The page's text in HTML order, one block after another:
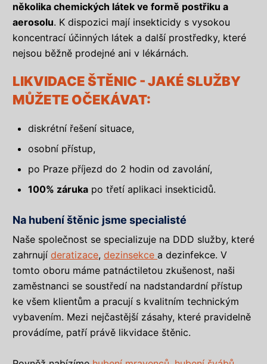
několika chemických látek ve formě postřiku a
aerosolu. K dispozici mají insekticidy s vysokou
koncentrací účinných látek a další prostředky, které
nejsou běžně prodejné ani v lékárnách.
LIKVIDACE ŠTĚNIC - JAKÉ SLUŽBY
MŮŽETE OČEKÁVAT:
diskrétní řešení situace,
osobní přístup,
po Praze příjezd do 2 hodin od zavolání,
100% záruka po třetí aplikaci insekticidů.
Na hubení štěnic jsme specialisté
Naše společnost se specializuje na DDD služby, které
zahrnují deratizace, dezinsekce a dezinfekce. V
tomto oboru máme patnáctiletou zkušenost, naši
zaměstnanci se soustředí na nadstandardní přístup
ke všem klientům a pracují s kvalitním technickým
vybavením. Mezi nejčastější zásahy, které pravidelně
provádíme, patří právě likvidace štěnic.